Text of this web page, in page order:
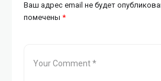
Ваш адрес email не будет
помечены *